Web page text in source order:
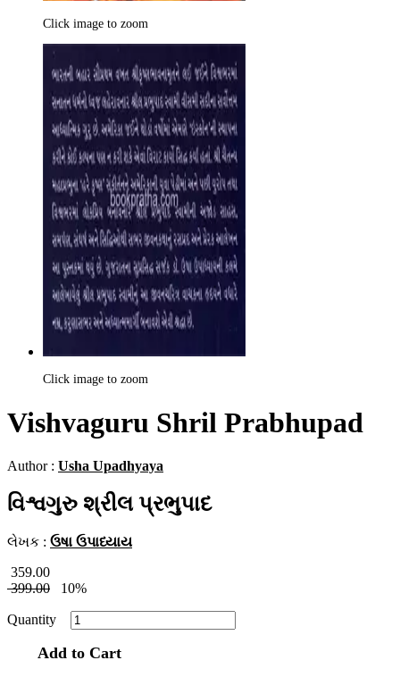
Click image to zoom
Click image to zoom
Vishvaguru Shril Prabhupad
Author : Usha Upadhyaya
વિશ્વગુરુ શ્રીલ પ્રભુપાદ
લેખક : ઉષા ઉપાધ્યાય
359.00
399.00
10%
Quantity
Add to Cart